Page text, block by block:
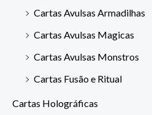
Cartas Avulsas Armadilhas
Cartas Avulsas Magicas
Cartas Avulsas Monstros
Cartas Fusão e Ritual
Cartas Holográficas